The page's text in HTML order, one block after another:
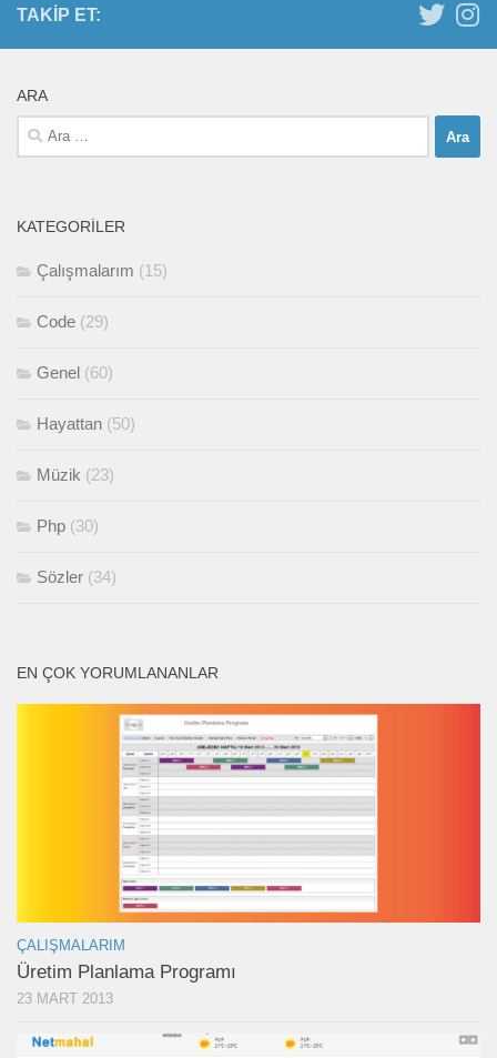
TAKIP ET:
ARA
Arama:
KATEGORILER
Çalışmalarım (15)
Code (29)
Genel (60)
Hayattan (50)
Müzik (23)
Php (30)
Sözler (34)
EN ÇOK YORUMLANANLAR
ÇALIŞMALARIM
Üretim Planlama Programı
23 MART 2013